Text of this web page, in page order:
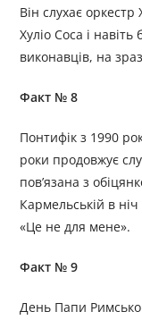
Він слухає
Хуліо Соса і
виконавців, на
Факт № 8
Понтифік з 1990
роки продовжує
пов’язана з
Кармельській в
«Це не для мене».
Факт № 9
День Папи